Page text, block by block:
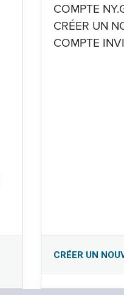
COMPTE
CRÉER UN
COMPTE
CRÉER UN